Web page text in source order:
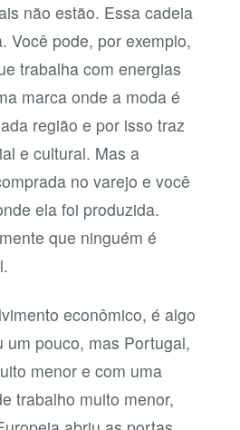
não estão. Essa cadeia
Você pode, por exemplo,
trabalha com energias
marca onde a moda é
região e por isso traz
e cultural. Mas a
no varejo e você
ela foi produzida.
que ninguém é
econômico, é algo
um pouco, mas Portugal,
menor e com uma
trabalho muito menor,